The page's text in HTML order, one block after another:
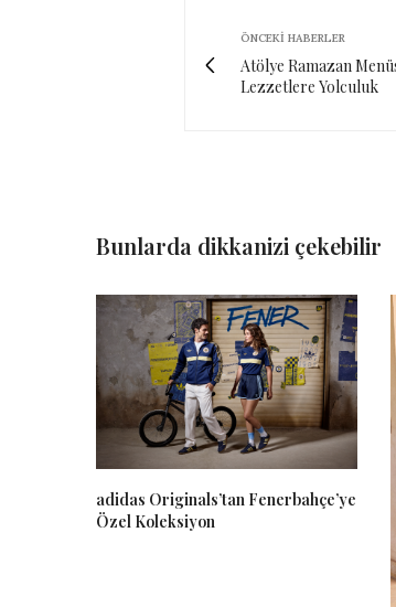
ÖNCEKI HABERLER
Atölye Ramazan
Lezzetlere Yolculuk
Bunlarda dikkanizi çekebilir
adidas Originals’tan Fenerbahçe’ye
Özel Koleksiyon